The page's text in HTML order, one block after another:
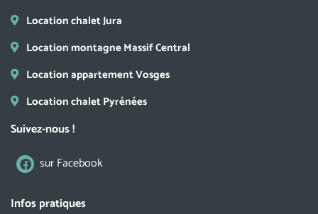
Location chalet Jura
Location montagne Massif Central
Location appartement Vosges
Location chalet Pyrénées
Suivez-nous !
sur Facebook
Infos pratiques